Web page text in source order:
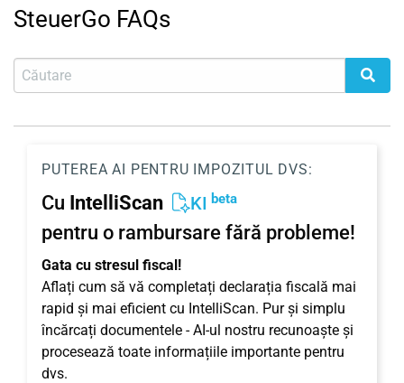
SteuerGo FAQs
PUTEREA AI PENTRU IMPOZITUL DVS:
Cu IntelliScan KI beta
pentru o rambursare fără probleme!
Gata cu stresul fiscal!
Aflați cum să vă completați declarația fiscală mai
rapid și mai eficient cu IntelliScan. Pur și simplu
încărcați documentele - AI-ul nostru recunoaște și
procesează toate informațiile importante pentru
dvs.